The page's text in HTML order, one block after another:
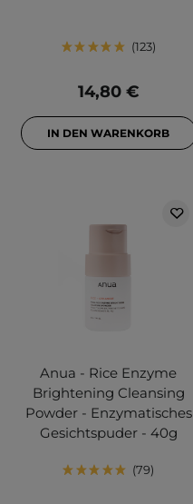
123
14,80 €
IN DEN WARENKORB
Anua - Rice Enzyme
Brightening Cleansing
Powder - Enzymatisches
Gesichtspuder - 40g
79